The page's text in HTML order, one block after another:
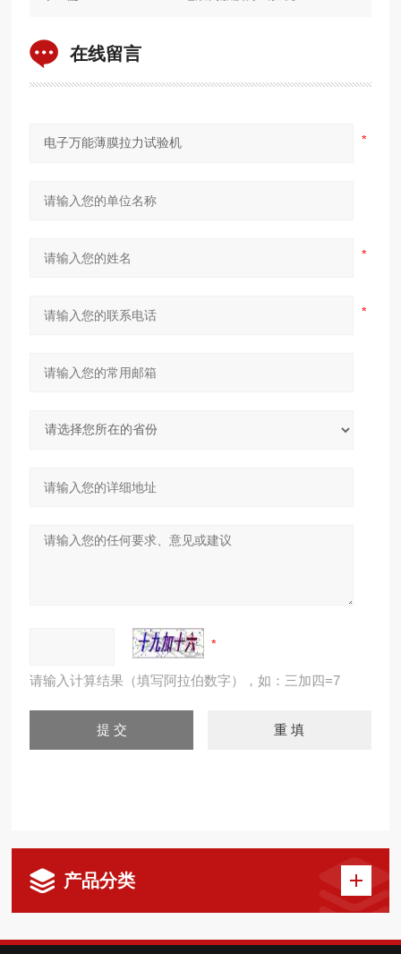
在线留言
请输入计算结果（填写阿拉伯数字），如：三加四=7
产品分类